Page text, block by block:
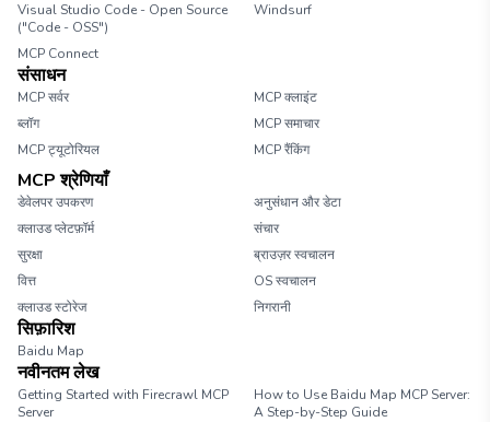
Visual Studio Code - Open Source
("Code - OSS")
Windsurf
MCP Connect
संसाधन
MCP सर्वर
MCP क्लाइंट
ब्लॉग
MCP समाचार
MCP ट्यूटोरियल
MCP रैंकिंग
MCP श्रेणियाँ
डेवेलपर उपकरण
अनुसंधान और डेटा
क्लाउड प्लेटफ़ॉर्म
संचार
सुरक्षा
ब्राउज़र स्वचालन
वित्त
OS स्वचालन
क्लाउड स्टोरेज
निगरानी
सिफ़ारिश
Baidu Map
नवीनतम लेख
Getting Started with Firecrawl MCP
Server
How to Use Baidu Map MCP Server:
A Step-by-Step Guide